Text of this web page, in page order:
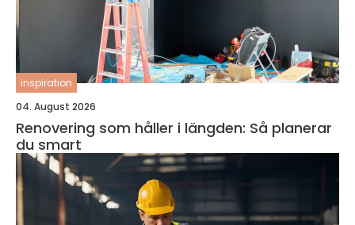
inspiration
04. August 2026
Renovering som håller i längden: Så planerar
du smart